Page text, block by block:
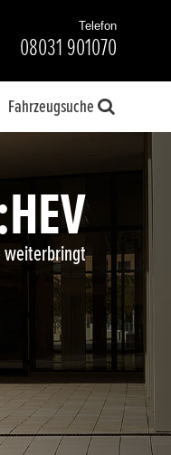
Telefon
08031 901070
Fahrzeugsuche
weiterbringt